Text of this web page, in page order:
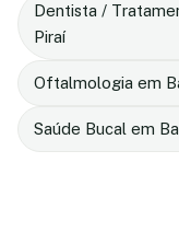
Dentista /
Piraí
Oftalmologia em
Saúde Bucal em